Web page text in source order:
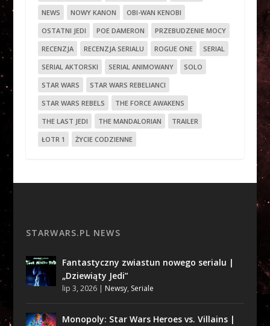
NEWS
NOWY KANON
OBI-WAN KENOBI
OSTATNI JEDI
POE DAMERON
PRZEBUDZENIE MOCY
RECENZJA
RECENZJA SERIALU ROGUE ONE
SERIAL
SERIAL AKTORSKI
SERIAL ANIMOWANY
SOLO
STAR WARS
STAR WARS REBELIANCI
STAR WARS REBELS
THE FORCE AWAKENS
THE LAST JEDI
THE MANDALORIAN
TRAILER
ŁOTR 1
ŻYCIE CODZIENNE
STARWARS.PL NEWS
Fantastyczny zwiastun nowego serialu |
„Dziewiąty Jedi”
lip 3, 2026| Newsy, Seriale
Monopoly: Star Wars Heroes vs. Villains |